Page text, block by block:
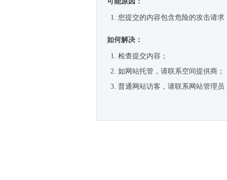
您提交的内容包含危险的攻击请求
如何解决：
检查提交内容；
如网站托管，请联系空间提供商；
普通网站访客，请联系网站管理员